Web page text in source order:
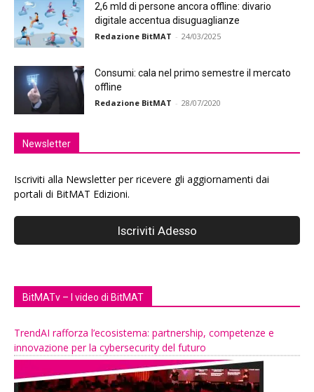
2,6 mld di persone ancora offline: divario
digitale accentua disuguaglianze
Redazione BitMAT - 24/03/2025
Consumi: cala nel primo semestre il mercato
offline
Redazione BitMAT - 28/07/2020
Newsletter
Iscriviti alla Newsletter per ricevere gli aggiornamenti dai
portali di BitMAT Edizioni.
BitMATv – I video di BitMAT
TrendAI rafforza l’ecosistema: partnership, competenze e
innovazione per la cybersecurity del futuro